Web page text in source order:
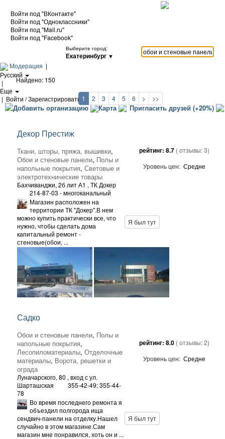
Войти под "ВКонтакте"
Войти под "Одноклассники"
Войти под "Mail.ru"
Войти под "Facebook"
Выберите город:
Екатеринбург ▼
Модерация |
Русский
|
Еще
| Войти / Зарегистрироваться
Добавить организацию Карта Пригласить друзей (+20%)
Найдено: 150
1 2 3 4 5 6 > >>
Декор Престиж
Ткани, шторы, пряжа, вышивки,
Обои и стеновые панели, Полы и
напольные покрытия, Световые и
электротехнические товары
Бахчиванджи, 2б лит А1 , ТК Докер
214-87-03 - многоканальный
рейтинг: 8.7 ( отзывы:3)
Уровень цен: Средне
Магазин расположен на
территории ТК "Докер".В нем
можно купить практически все, что
нужно, чтобы сделать дома
капитальный ремонт -
стеновые(обои, ...
Я был тут
Садко
Обои и стеновые панели, Полы и
напольные покрытия,
Лесопиломатериалы, Отделочные
материалы, Ворота, решетки и
ограда
Луначарского, 80 , вход с ул.
Шарташская
355-42-49; 355-44-
78
рейтинг: 8.0 ( отзывы:2)
Уровень цен: Средне
Во время последнего ремонта я
объездил полгорода ища
сендвич-панели на отделку.Нашел
случайно в этом магазине.Сам
магазин мне понравился, хоть он и ...
Я был тут